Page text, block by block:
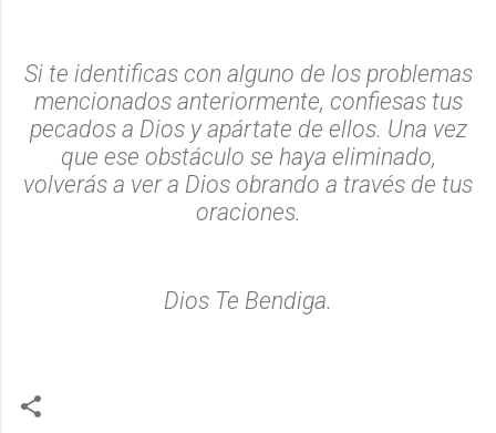
Si te identificas con alguno de los problemas
mencionados anteriormente, confiesas tus
pecados a Dios y apártate de ellos. Una vez
que ese obstáculo se haya eliminado,
volverás a ver a Dios obrando a través de tus
oraciones.
Dios Te Bendiga.